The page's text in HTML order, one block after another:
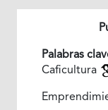
Palabras
Caficultura